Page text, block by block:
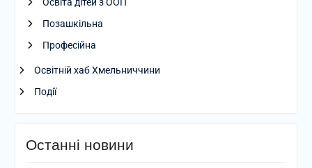
Позашкільна
Професійна
Освітній хаб Хмельниччини
Події
Останні новини